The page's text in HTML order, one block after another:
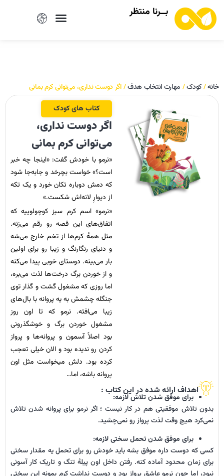
بــرنا منتظر
خانه/کودک/ مهارت انتخاب هدف/ اگر دوست نداری، می‌توانی کرم بمانی
کتاب های کودک
اگر دوست نداری،
می‌توانی کرم بمانی
«نرمو با خودش گفت: «اینجا چه خبر
است؟» خواست بچرخد و جابه‌جا شود
که دمش دوباره تکان خورد و یک تکه
از دیوارِ لانه‌اش شکست.»
«نرمو» اسم کرم سبز کوچولوییه که
اتفاق‌های این قصه رو رقم می‌زنه.
مثل همۀ کرم‌ها از تخم خارج می‌شه
و دنیای رنگارنگ و زیبا رو برای اولین
بار می‌بینه. دوستای خوبی پیدا می‌کنه
و از خوردن برگ درخت‌ها لذت می‌بره،
اما روزی که مشغول گشت و گذار توی
جنگله چشمش به یه پروانه با بال‌های
زیبا می‌افته. نرمو که تا اون روز
مشغول خوردن برگ و خوشگذرونی
بود اصلاً آسمون و پروانه‌ها و پرواز
کردن رو ندیده بود و الان خیلی تعجب
کرده بود. دلش میخواست مثل اون
پروانه باشه، اما…
اهداف ارائه شده در این کتاب :
برای موفق شدن تلاش لازمه:
بدون تلاش موفقیتی هم در کار نیست ؛ اگر نرمو برای پروانه شدن تلاش
نمی‌کرد هیچ وقت لذت پرواز رو نمی‌چشید.
برای موفق شدن تحمل سختی لازمه:
کسی که دوست داره موفق بشه باید خودش رو برای تحمل یه مقدار سختی
برای زمان محدود آماده کنه. رفتن داخل اون پیلۀ تنگ و تاریک کار آسونی